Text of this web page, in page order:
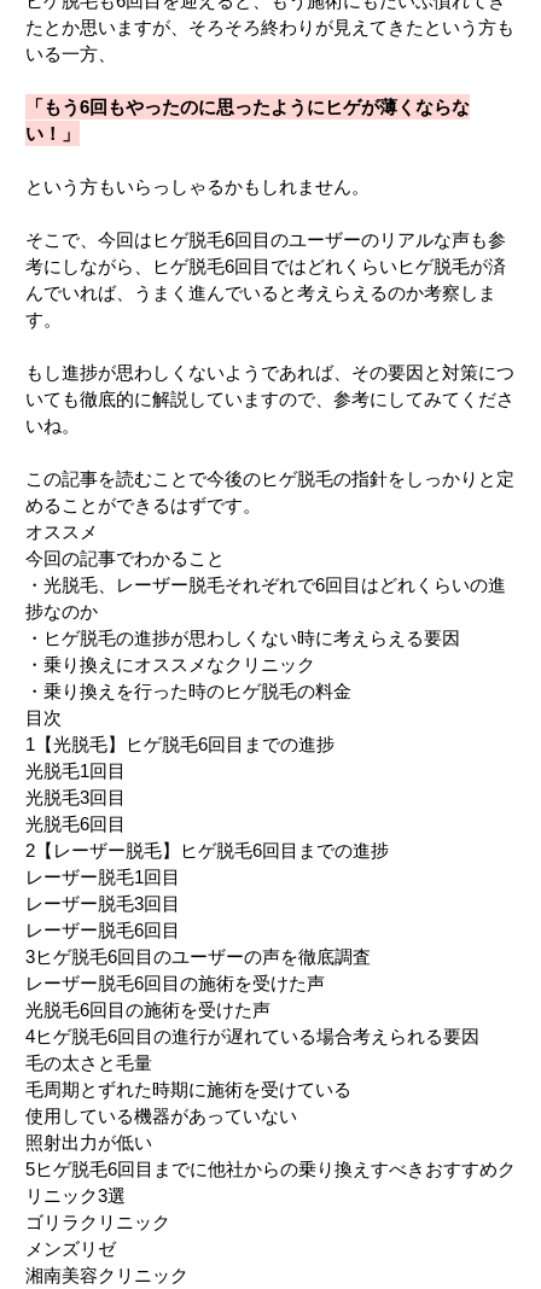
たとか思いますが、そろそろ終わりが見えてきたという方も
いる一方、
「もう6回もやったのに思ったようにヒゲが薄くならな
い！」
という方もいらっしゃるかもしれません。
そこで、今回はヒゲ脱毛6回目のユーザーのリアルな声も参
考にしながら、ヒゲ脱毛6回目ではどれくらいヒゲ脱毛が済
んでいれば、うまく進んでいると考えらえるのか考察しま
す。
もし進捗が思わしくないようであれば、その要因と対策につ
いても徹底的に解説していますので、参考にしてみてくださ
いね。
この記事を読むことで今後のヒゲ脱毛の指針をしっかりと定
めることができるはずです。
オス ス メ
今回の記事でわかること
・光脱毛、レーザー脱毛それぞれで6回目はどれくらいの進
捗なのか
・ヒゲ脱毛の進捗が思わしくない時に考えらえる要因
・乗り換えにオススメなクリニック
・乗り換えを行った時のヒゲ脱毛の料金
目次
1 【光脱毛】ヒゲ脱毛6回目までの進捗
光脱毛1回目
光脱毛3回目
光脱毛6回目
2【レーザー脱毛】ヒゲ脱毛6回目までの進捗
レーザー脱毛1回目
レーザー脱毛3回目
レーザー脱毛6回目
3ヒゲ脱毛6回目のユーザーの声を徹底調査
レーザー脱毛6回目の施術を受けた声
光脱毛6回目の施術を受けた声
4ヒゲ脱毛6回目の進行が遅れている場合考えられる要因
毛の太さと毛量
毛周期とずれた時期に施術を受けている
使用している機器があっていない
照射出力が低い
5ヒゲ脱毛6回目までに他社からの乗り換えすべきおすすめク
リニック3選
ゴリラクリニック
メンズリゼ
湘南美容クリニック
九州・沖縄
福岡県 佐賀県 長崎県 熊本県